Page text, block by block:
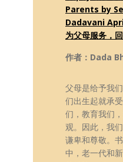
Parents by
Dadavani
为父母服务，
作者：Dada
父母是给予我
们出生起就承
们，教育我们
观。因此，我
谦卑和尊敬。
中，老一代和